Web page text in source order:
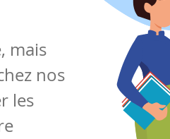
mais
nos
les